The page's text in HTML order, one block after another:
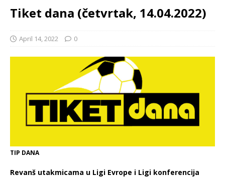
Tiket dana (četvrtak, 14.04.2022)
April 14, 2022 0
TIP DANA
Revanš utakmicama u Ligi Evrope i Ligi konferencija